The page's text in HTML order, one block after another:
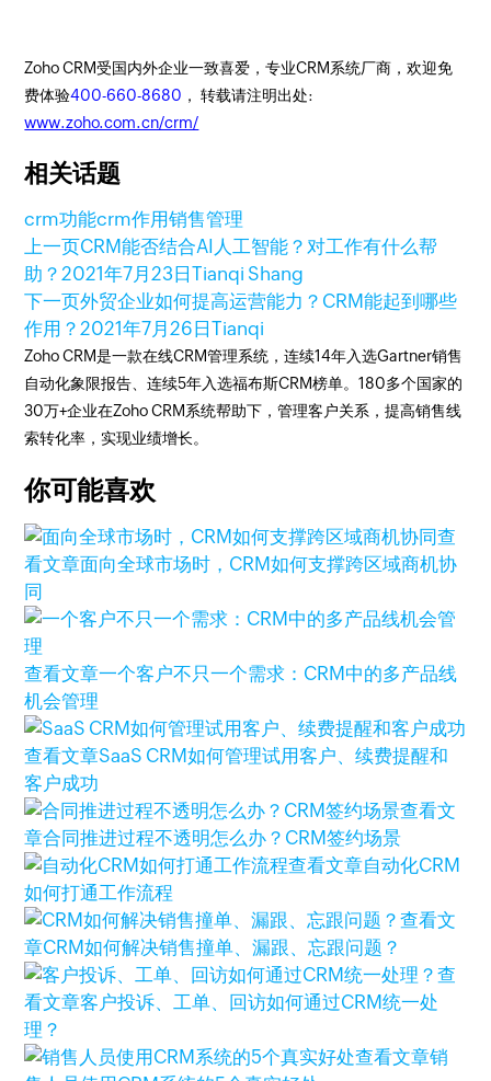
Zoho CRM受国内外企业一致喜爱，专业CRM系统厂商，欢迎免
费体验400-660-8680 ， 转载请注明出处:
www.zoho.com.cn/crm/
相关话题
crm功能crm作用销售管理
上一页CRM能否结合AI人工智能？对工作有什么帮
助？2021年7月23日Tianqi Shang
下一页外贸企业如何提高运营能力？CRM能起到哪些
作用？2021年7月26日Tianqi
Zoho CRM是一款在线CRM管理系统，连续14年入选Gartner销售
自动化象限报告、连续5年入选福布斯CRM榜单。180多个国家的
30万+企业在Zoho CRM系统帮助下，管理客户关系，提高销售线
索转化率，实现业绩增长。
你可能喜欢
查
看文章面向全球市场时，CRM如何支撑跨区域商机协
同
查看文章一个客户不只一个需求：CRM中的多产品线
机会管理
查看文章SaaS CRM如何管理试用客户、续费提醒和
客户成功
查看文
章合同推进过程不透明怎么办？CRM签约场景
查看文章自动化CRM
如何打通工作流程
查看文
章CRM如何解决销售撞单、漏跟、忘跟问题？
查
看文章客户投诉、工单、回访如何通过CRM统一处
理？
查看文章销